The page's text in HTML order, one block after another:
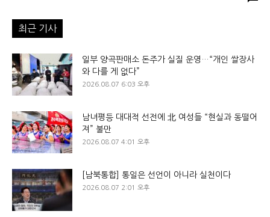
최근 기사
일부 양곡판매소 돈주가 실질 운영…“개인 쌀장사
와 다를 게 없다”
2026.08.07 6:03 오후
남녀평등 대대적 선전에 北 여성들 “현실과 동떨어
져” 불만
2026.08.07 4:01 오후
[남북통합] 통일은 선언이 아니라 실천이다
2026.08.07 2:01 오후